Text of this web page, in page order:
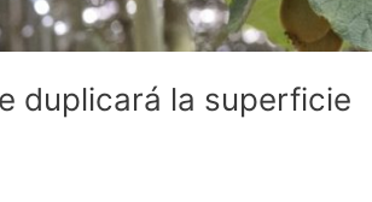
duplicará la superficie